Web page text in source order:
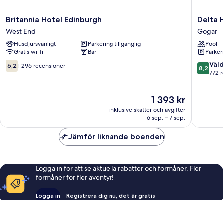
Britannia
Hotel
Edinburgh
West
End
Britannia Hotel Edinburgh
West End
Husdjursvänligt
Parkering tillgänglig
Gratis wi-fi
Bar
6.2
av
6,2 1 296 recensioner
Priset
är
1 393 kr
1 393 kr
inklusive skatter och avgifter
6 sep. – 7 sep.
Delta
Hotels
by
Marriott
Gogar
Delta
Gogar
Pool
8.2
av
8,2
772
Jämför liknande boenden
Logga in för att se aktuella rabatter och förmåner. Fler
förmåner för fler äventyr!
Logga in Registrera dig nu, det är gratis